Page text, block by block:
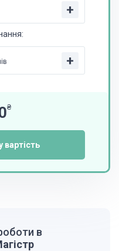
+
+
₴
вартість
в